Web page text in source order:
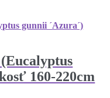
160-220cm